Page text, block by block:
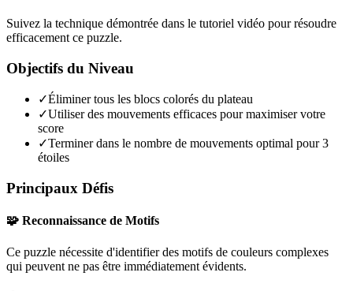
Suivez la technique démontrée dans le tutoriel vidéo pour résoudre
efficacement ce puzzle.
Objectifs du Niveau
✓Éliminer tous les blocs colorés du plateau
✓Utiliser des mouvements efficaces pour maximiser votre
score
✓Terminer dans le nombre de mouvements optimal pour 3
étoiles
Principaux Défis
🧩 Reconnaissance de Motifs
Ce puzzle nécessite d'identifier des motifs de couleurs complexes
qui peuvent ne pas être immédiatement évidents.